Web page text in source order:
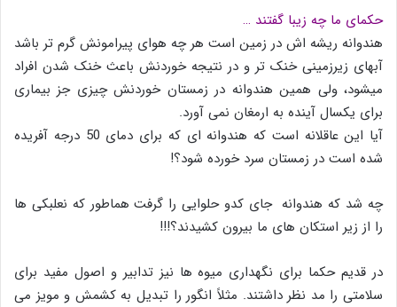
حکمای ما چه زیبا گفتند …
هندوانه ریشه اش در زمین است هر چه هوای پیرامونش گرم تر باشد
آبهای زیرزمینی خنک تر و در نتیجه خوردنش باعث خنک شدن افراد
میشود، ولی همین هندوانه در زمستان خوردنش چیزی جز بیماری
برای یکسال آینده به ارمغان نمی آورد.
آیا این عاقلانه است که هندوانه ای که برای دمای 50 درجه آفریده
شده است در زمستان سرد خورده شود؟!
چه شد که هندوانه جای کدو حلوایی را گرفت هماطور که نعلبکی ها
را از زیر استکان های ما بیرون کشیدند؟!!!
در قدیم حکما برای نگهداری میوه ها نیز تدابیر و اصول مفید برای
سلامتی را مد نظر داشتند. مثلاً انگور را تبدیل به کشمش و مویز می